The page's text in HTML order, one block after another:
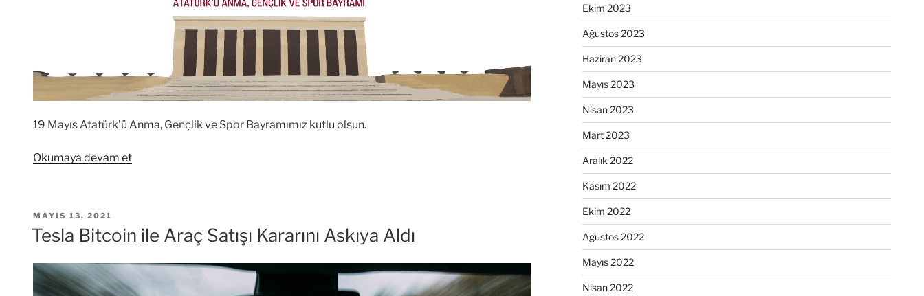
19 Mayıs Atatürk’ü Anma, Gençlik ve Spor Bayramımız kutlu olsun.
Okumaya devam et“19
ve
Bayramı”
YAYIM
TARIHI
MAYIS 13, 2021
Tesla Bitcoin ile Araç Satışı Kararını Askıya Aldı
Ekim 2023
Ağustos 2023
Haziran 2023
Mayıs 2023
Nisan 2023
Mart 2023
Aralık 2022
Kasım 2022
Ekim 2022
Ağustos 2022
Mayıs 2022
Nisan 2022